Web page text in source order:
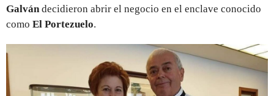
Galvándecidieron abrir el negocio en el enclave conocido
como El Portezuelo.